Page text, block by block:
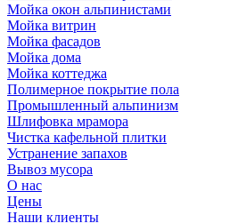
Мойка окон альпинистами
Мойка витрин
Мойка фасадов
Мойка дома
Мойка коттеджа
Полимерное покрытие пола
Промышленный альпинизм
Шлифовка мрамора
Чистка кафельной плитки
Устранение запахов
Вывоз мусора
О нас
Цены
Наши клиенты